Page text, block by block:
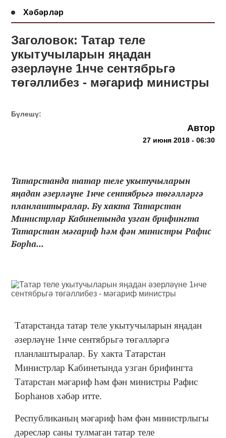
Хәбәрләр
Заголовок: Татар теле
укытучыларын яңадан
әзерләүне 1нче сентябрьгә
төгәллибез - мәгариф министры
Бүлешү:
Автор
27 июня 2018 - 06:30
Татарстанда татар теле укытучыларын
яңадан әзерләүне 1нче сентябрьгә төгәлләргә
планлаштыралар. Бу хакта Татарстан
Министрлар Кабинетында узган брифингта
Татарстан мәгариф һәм фән министры Рафис
Борһа...
Татарстанда татар теле укытучыларын яңадан
әзерләүне 1нче сентябрьгә төгәлләргә
планлаштыралар. Бу хакта Татарстан
Министрлар Кабинетында узган брифингта
Татарстан мәгариф һәм фән министры Рафис
Борһанов хәбәр итте.
Республиканың мәгариф һәм фән министрлыгы
дәресләр саны тулмаган татар теле